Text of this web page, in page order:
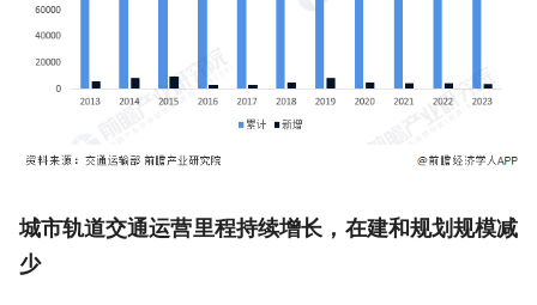
城市轨道交通运营里程持续增长，在建和规划规模减
少